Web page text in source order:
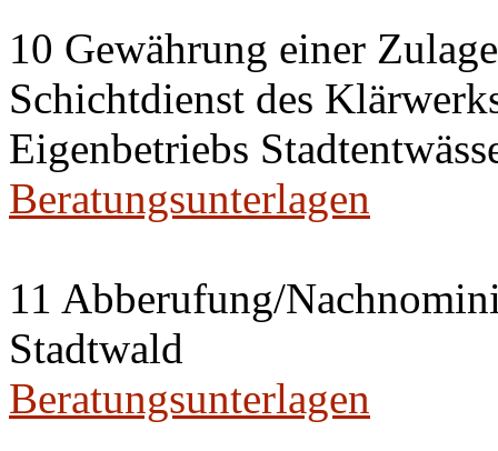
10 Gewährung einer
Schichtdienst des
Eigenbetriebs
Beratungsunterlagen
11 Abberufung/
Stadtwald
Beratungsunterlagen